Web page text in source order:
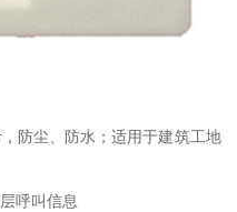
防尘、防水；适用于建筑工地
呼叫信息